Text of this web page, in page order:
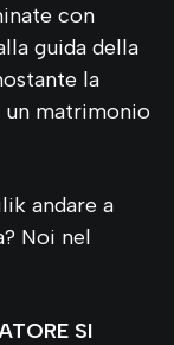
con
guida della
la
un matrimonio
andare a
Noi nel
SI